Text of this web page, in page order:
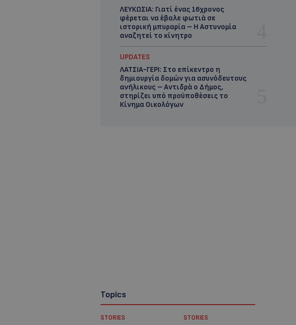
ΛΕΥΚΩΣΙΑ: Γιατί ένας 16χρονος
φέρεται να έβαλε φωτιά σε
ιστορική μπυραρία – Η Αστυνομία
αναζητεί το κίνητρο
UPDATES
ΛΑΤΣΙΑ-ΓΕΡΙ: Στο επίκεντρο η
δημιουργία δομών για ασυνόδευτους
ανήλικους – Αντιδρά ο Δήμος,
στηρίζει υπό προϋποθέσεις το
Κίνημα Οικολόγων
Topics
STORIES STORIES